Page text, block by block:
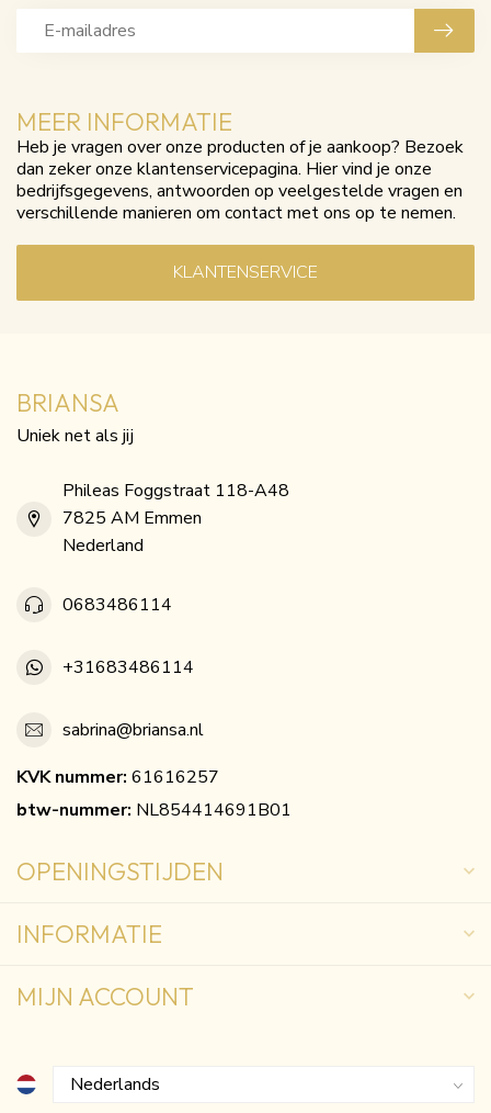
MEER INFORMATIE
Heb je vragen over onze producten of je aankoop? Bezoek
dan zeker onze klantenservicepagina. Hier vind je onze
bedrijfsgegevens, antwoorden op veelgestelde vragen en
verschillende manieren om contact met ons op te nemen.
KLANTENSERVICE
BRIANSA
Uniek net als jij
Phileas Foggstraat 118-A48
7825 AM Emmen
Nederland
0683486114
+31683486114
sabrina@briansa.nl
KVK nummer: 61616257
btw-nummer: NL854414691B01
OPENINGSTIJDEN
INFORMATIE
MIJN ACCOUNT